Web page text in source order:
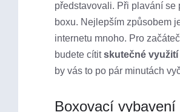
představovali. Při plavání se
boxu. Nejlepším způsobem
internetu mnoho. Pro
budete cítitskutečné
by vás to po pár minutách
Boxovací vybavení